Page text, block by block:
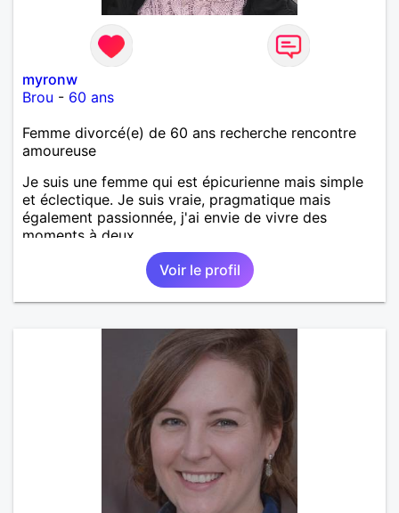
myronw
Brou - 60 ans
Femme divorcé(e) de 60 ans recherche rencontre
amoureuse
Je suis une femme qui est épicurienne mais simple
et éclectique. Je suis vraie, pragmatique mais
également passionnée, j'ai envie de vivre des
moments à deux.
Voir le profil